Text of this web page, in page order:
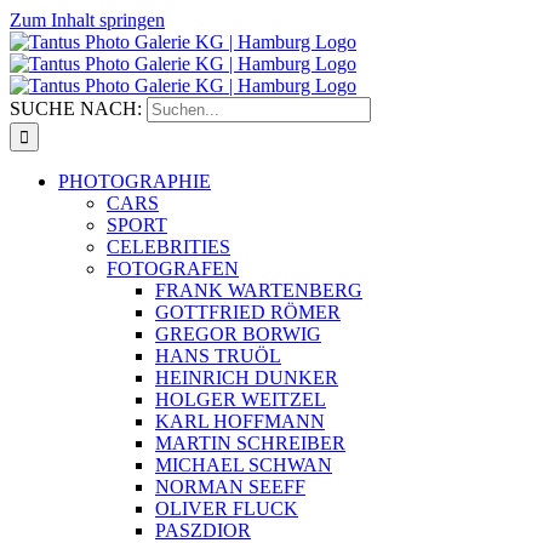
Zum Inhalt springen
SUCHE NACH:
PHOTOGRAPHIE
CARS
SPORT
CELEBRITIES
FOTOGRAFEN
FRANK WARTENBERG
GOTTFRIED RÖMER
GREGOR BORWIG
HANS TRUÖL
HEINRICH DUNKER
HOLGER WEITZEL
KARL HOFFMANN
MARTIN SCHREIBER
MICHAEL SCHWAN
NORMAN SEEFF
OLIVER FLUCK
PASZDIOR